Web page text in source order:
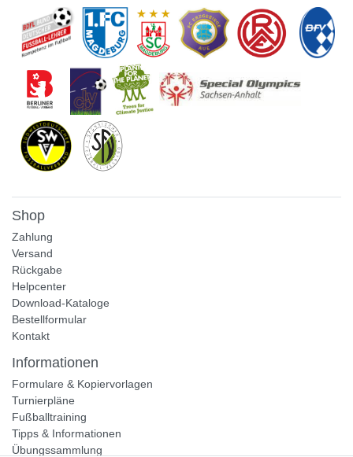
Shop
Zahlung
Versand
Rückgabe
Helpcenter
Download-Kataloge
Bestellformular
Kontakt
Informationen
Formulare & Kopiervorlagen
Turnierpläne
Fußballtraining
Tipps & Informationen
Übungssammlung